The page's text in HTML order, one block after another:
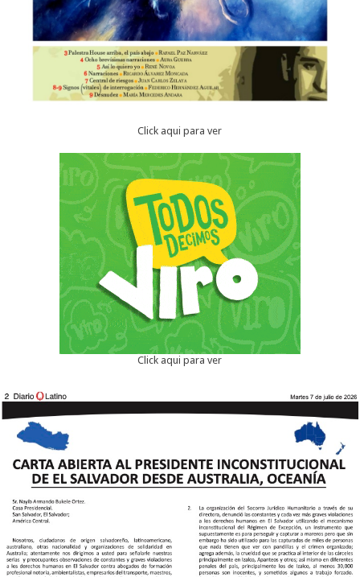
Click aqui para ver
Click aqui para ver